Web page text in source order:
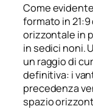
Come
formato in
orizzontale in
in sedici noni.
un raggio di
definitiva: i
precedenza
spazio